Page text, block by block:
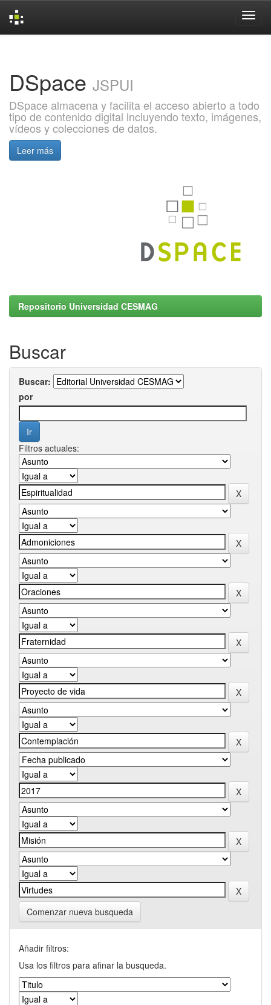
DSpace JSPUI
DSpace almacena y facilita el acceso abierto a todo
tipo de contenido digital incluyendo texto, imágenes,
vídeos y colecciones de datos.
Leer más
Repositorio Universidad CESMAG
Buscar
Buscar:
por
Filtros actuales:
Comenzar nueva busqueda
Añadir filtros:
Usa los filtros para afinar la busqueda.